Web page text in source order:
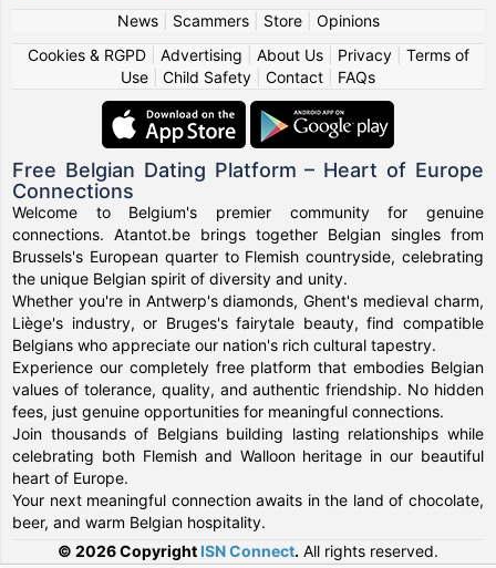
News| Scammers| Store| Opinions
Cookies & RGPD| Advertising About Us| Privacy| Terms of
Use
Child Safety Contact FAQs
Free Belgian Dating Platform – Heart of Europe
Connections
Welcome to Belgium's premier community for genuine
connections. Atantot.be brings together Belgian singles from
Brussels's European quarter to Flemish countryside, celebrating
the unique Belgian spirit of diversity and unity.
Whether you're in Antwerp's diamonds, Ghent's medieval charm,
Liège's industry, or Bruges's fairytale beauty, find compatible
Belgians who appreciate our nation's rich cultural tapestry.
Experience our completely free platform that embodies Belgian
values of tolerance, quality, and authentic friendship. No hidden
fees, just genuine opportunities for meaningful connections.
Join thousands of Belgians building lasting relationships while
celebrating both Flemish and Walloon heritage in our beautiful
heart of Europe.
Your next meaningful connection awaits in the land of chocolate,
beer, and warm Belgian hospitality.
© 2026 Copyright ISN Connect. All rights reserved.